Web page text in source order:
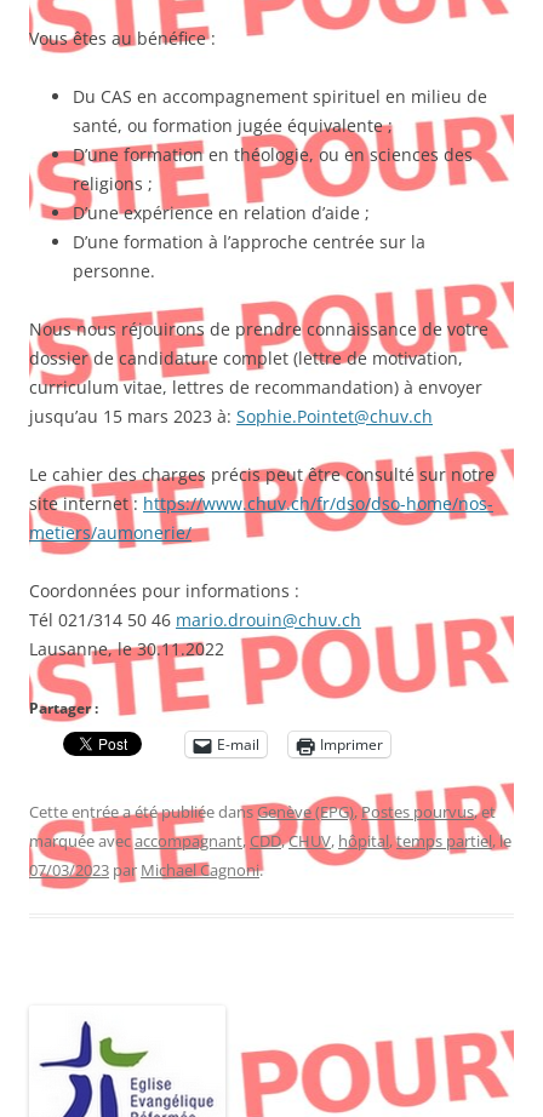
Vous êtes au bénéfice :
Du CAS en accompagnement spirituel en milieu de
santé, ou formation jugée équivalente ;
D’une formation en théologie, ou en sciences des
religions ;
D’une expérience en relation d’aide ;
D’une formation à l’approche centrée sur la
personne.
Nous nous réjouirons de prendre connaissance de votre
dossier de candidature complet (lettre de motivation,
curriculum vitae, lettres de recommandation) à envoyer
jusqu’au 15 mars 2023 à: Sophie.Pointet@chuv.ch
Le cahier des charges précis peut être consulté sur notre
site internet : https://www.chuv.ch/fr/dso/dso-home/nos-
metiers/aumonerie/
Coordonnées pour informations :
Tél 021/314 50 46 mario.drouin@chuv.ch
Lausanne, le 30.11.2022
Partager :
E-mail
Imprimer
Cette entrée a été publiée dansGenève (EPG),Postes pourvus, et
marquée avecaccompagnant,CDD,CHUV, hôpital,temps partiel, le
07/03/2023 par Michael Cagnoni.